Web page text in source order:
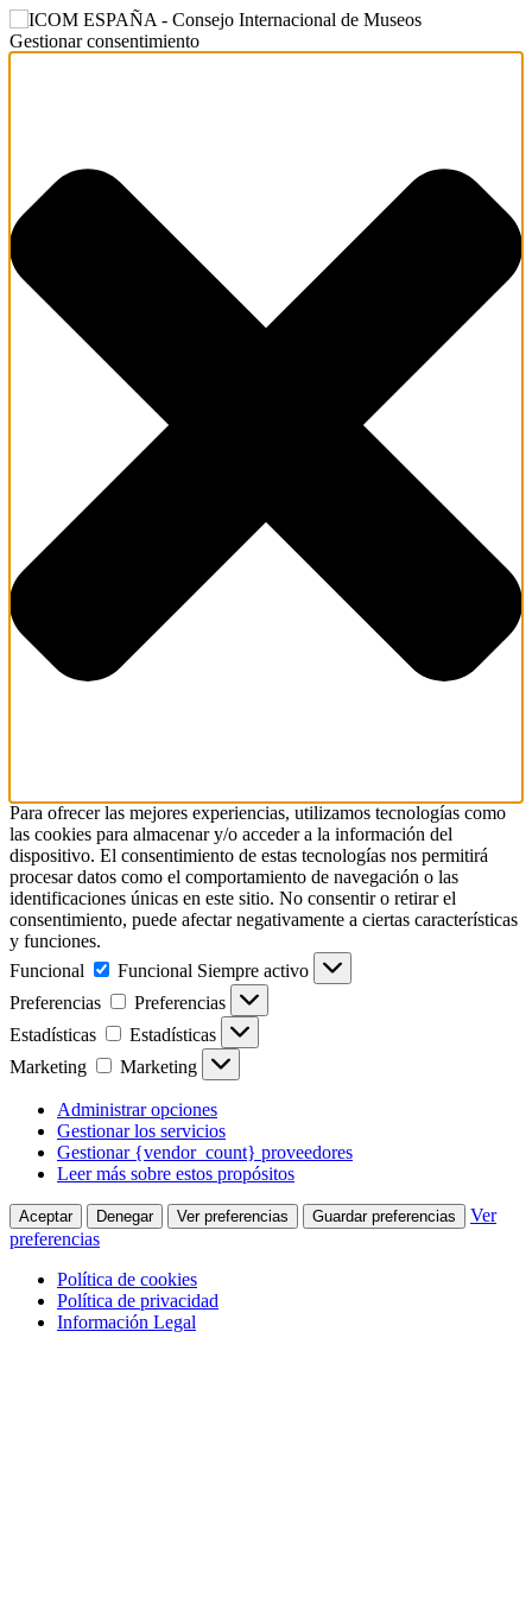
Gestionar consentimiento
Para ofrecer las mejores experiencias, utilizamos tecnologías como
las cookies para almacenar y/o acceder a la información del
dispositivo. El consentimiento de estas tecnologías nos permitirá
procesar datos como el comportamiento de navegación o las
identificaciones únicas en este sitio. No consentir o retirar el
consentimiento, puede afectar negativamente a ciertas características
y funciones.
Funcional
Funcional Siempre activo
Preferencias
Preferencias
Estadísticas
Estadísticas
Marketing
Marketing
Administrar opciones
Gestionar los servicios
Gestionar {vendor_count} proveedores
Leer más sobre estos propósitos
Aceptar Denegar Ver preferencias Guardar preferencias
Ver
preferencias
Política de cookies
Política de privacidad
Información Legal